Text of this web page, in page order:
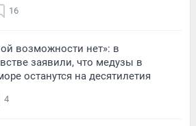
16
возможности нет»: в
заявили, что медузы в
останутся на десятилетия
4